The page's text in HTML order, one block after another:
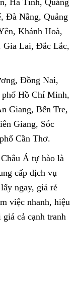
Đà Nẵng, Quảng
Khánh Hoà,
Gia Lai, Đắc Lắc,
Đồng Nai,
Hồ Chí Minh,
Giang, Bến Tre,
Giang, Sóc
Cần Thơ.
Á tự hào là
cấp dịch vụ
lấy ngay, giá rẻ
việc nhanh, hiệu
cả cạnh tranh